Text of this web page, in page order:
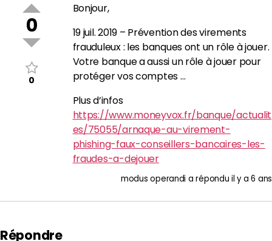
0
0
Bonjour,
19 juil. 2019 – Prévention des virements
frauduleux : les banques ont un rôle à jouer.
Votre banque a aussi un rôle à jouer pour
protéger vos comptes …
Plus d’infos
https://www.moneyvox.fr/banque/actualit
es/75055/arnaque-au-virement-
phishing-faux-conseillers-bancaires-les-
fraudes-a-dejouer
modus operandi a réponduil y a 6 ans
Répondre